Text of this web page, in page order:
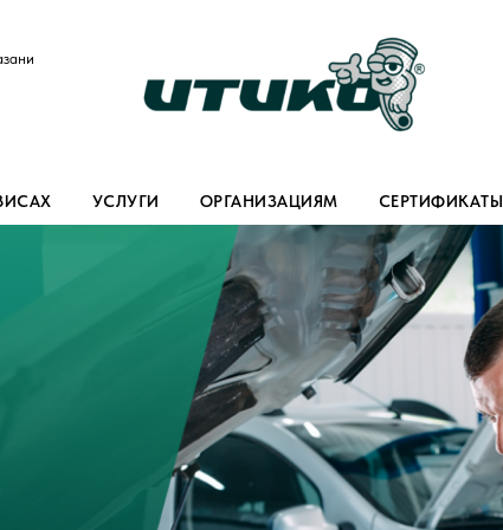
УСЛУГИ ОРГАНИЗАЦИЯМ СЕРТИФИКАТЫ